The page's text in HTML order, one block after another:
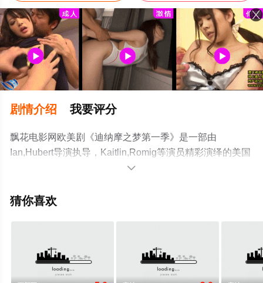
剧情介绍 我要评分
飘花电影网欧美剧《迪纳摩之梦第一季》是一部由
Ian,Hubert导演执导，Kaitlin,Romig等演员精彩演绎的美国
电视剧，手机免费观看高清无删减完整版电视剧全集就上
剧情网等平台了解。

猜你喜欢